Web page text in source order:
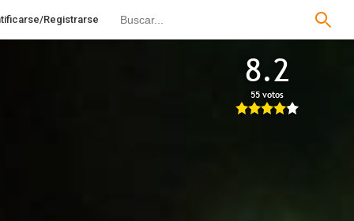
Registrarse
8.2
55 votos